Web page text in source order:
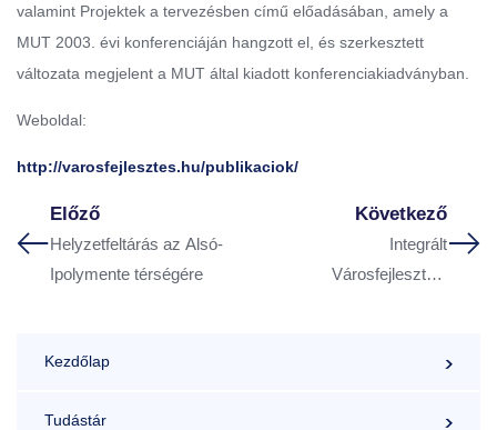
valamint Projektek a tervezésben című előadásában, amely a
MUT 2003. évi konferenciáján hangzott el, és szerkesztett
változata megjelent a MUT által kiadott konferenciakiadványban.
Weboldal:
http://varosfejlesztes.hu/publikaciok/
Előző
Helyzetfeltárás az Alsó-
Ipolymente térségére
Következő
Integrált
Városfejlesztési
Kezdőlap
Tudástár